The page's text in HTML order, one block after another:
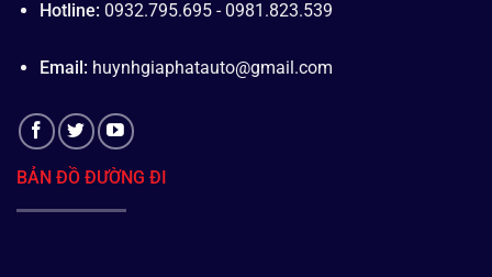
Hotline: 0932.795.695 - 0981.823.539
Email: huynhgiaphatauto@gmail.com
BẢN ĐỒ ĐƯỜNG ĐI